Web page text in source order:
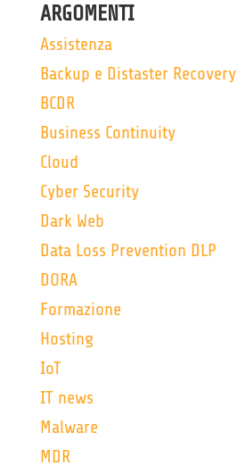
ARGOMENTI
Assistenza
Backup e Distaster Recovery
BCDR
Business Continuity
Cloud
Cyber Security
Dark Web
Data Loss Prevention DLP
DORA
Formazione
Hosting
IoT
IT news
Malware
MDR